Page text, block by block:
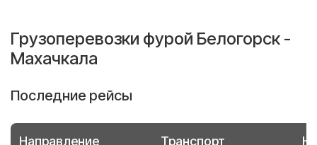
Грузоперевозки фурой Белогорск -
Махачкала
Последние рейсы
Направление Транспорт